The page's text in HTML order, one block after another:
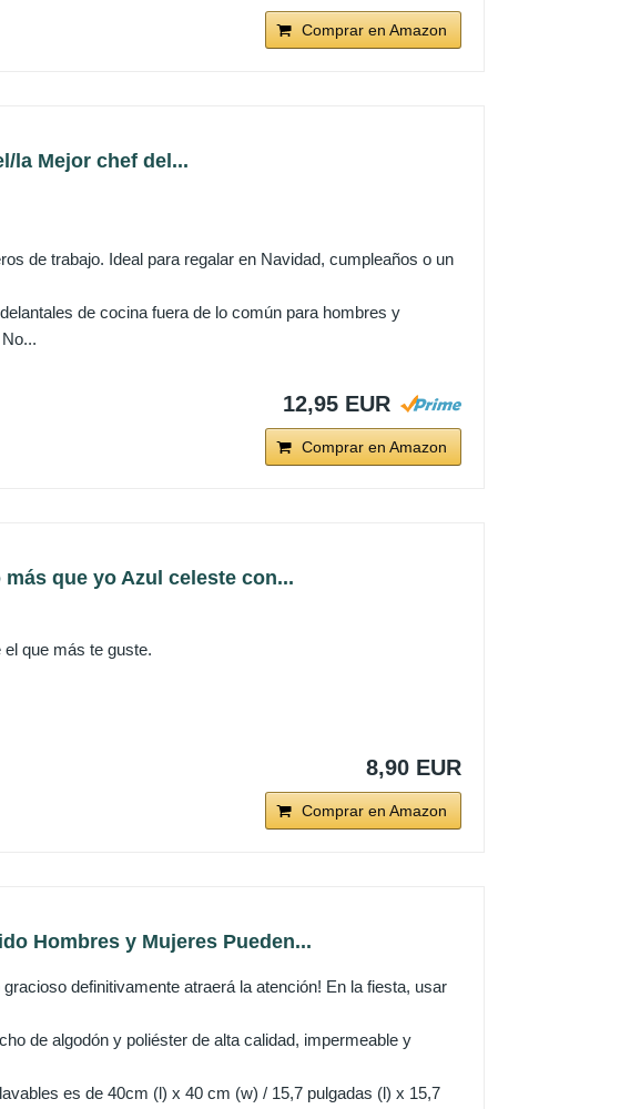
Comprar en Amazon
la Mejor chef del...
de trabajo. Ideal para regalar en Navidad, cumpleaños o un
de cocina fuera de lo común para hombres y
12,95 EUR
Comprar en Amazon
que yo Azul celeste con...
que más te guste.
8,90 EUR
Comprar en Amazon
Hombres y Mujeres Pueden...
definitivamente atraerá la atención! En la fiesta, usar
de algodón y poliéster de alta calidad, impermeable y
es de 40cm (l) x 40 cm (w) / 15,7 pulgadas (l) x 15,7